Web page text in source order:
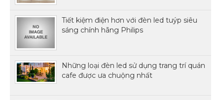
Tiết kiệm điện hơn với đèn led tuýp siêu
sáng chính hãng Philips
Những loại đèn led sử dụng trang trí quán
cafe được ưa chuộng nhất